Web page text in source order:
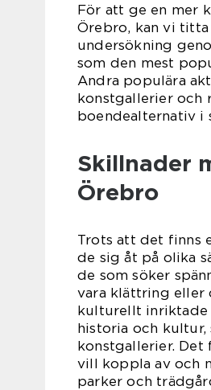
För att ge en mer
Örebro, kan vi
undersökning
som den mest
Andra populära
konstgallerier och
boendealternativ i
Skillnader
Örebro
Trots att det finns
de sig åt på olika
de som söker
vara klättring eller
kulturellt inriktade
historia och
konstgallerier.
vill koppla av och
parker och